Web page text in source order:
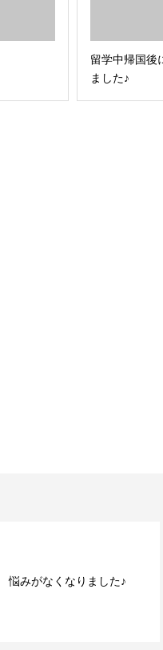
留学中帰国後
ました♪
悩みがなくなりました♪